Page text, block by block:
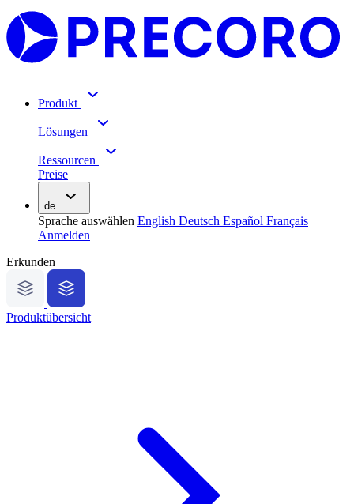
Produkt
Lösungen
Ressourcen
Preise
de
Sprache auswählen English Deutsch Español Français
Anmelden
Erkunden
Produktübersicht